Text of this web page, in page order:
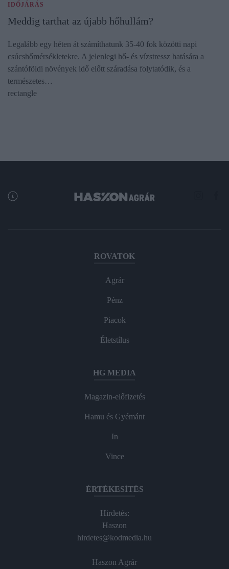
IDŐJÁRÁS
Meddig tarthat az újabb hőhullám?
Legalább egy héten át számíthatunk 35-40 fok közötti napi
csúcshőmérsékletekre. A jelenlegi hő- és vízstressz hatására a
szántóföldi növények idő előtt száradása folytatódik, és a
természetes…
rectangle
ROVATOK
Agrár
Pénz
Piacok
Életstílus
HG MEDIA
Magazin-előfizetés
Hamu és Gyémánt
In
Vince
ÉRTÉKESÍTÉS
Hirdetés:
Haszon
hirdetes@kodmedia.hu
Haszon Agrár